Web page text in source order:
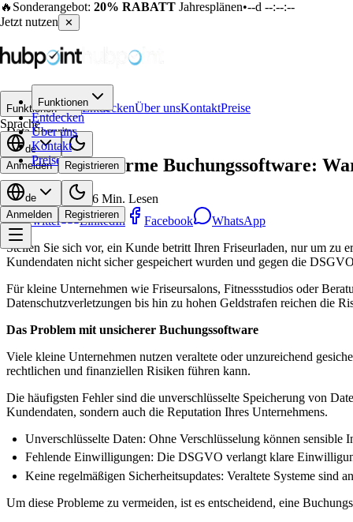
🔥 Sonderangebot: 20% RABATT Jahresplänen•--d --:--:--
Jetzt nutzen
✕
Funktionen
Entdecken
Über uns
Kontakt
Preise
de
Anmelden
Registrieren
Funktionen EntdeckenÜber unsKontaktPreise
Sprache
de
Anmelden
Registrieren
←Zurück zum Blog
Data Security
DSGVO-konforme Buchungssoftware:
January 30, 2026 6 Min. Lesen
Twitter
LinkedIn Facebook
WhatsApp
Stellen Sie sich vor, ein Kunde betritt Ihren Friseurladen, nur um zu
Kundendaten nicht sicher gespeichert wurden und gegen die
Für kleine Unternehmen wie Friseursalons, Fitnessstudios oder
Datenschutzverletzungen bis hin zu hohen Geldstrafen reichen die
Das Problem mit unsicherer Buchungssoftware
Viele kleine Unternehmen nutzen veraltete oder unzureichend
rechtlichen und finanziellen Risiken führen kann.
Die häufigsten Fehler sind die unverschlüsselte Speicherung von
Kundendaten, sondern auch die Reputation Ihres Unternehmens.
Unverschlüsselte Daten: Ohne Verschlüsselung können sensible
Fehlende Einwilligungen: Die DSGVO verlangt klare
Keine regelmäßigen Sicherheitsupdates: Veraltete Systeme sind
Um diese Probleme zu vermeiden, ist es entscheidend, eine